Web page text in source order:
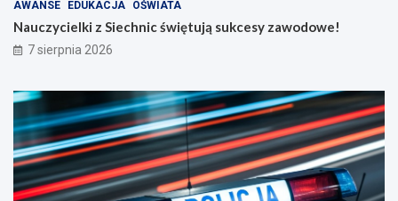
AWANSE EDUKACJA OŚWIATA
Nauczycielki z Siechnic świętują sukcesy zawodowe!
7 sierpnia 2026